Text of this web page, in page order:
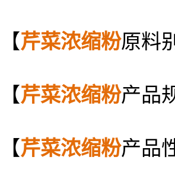
【芹菜浓缩粉原料
【芹菜浓缩粉产品
【芹菜浓缩粉产品